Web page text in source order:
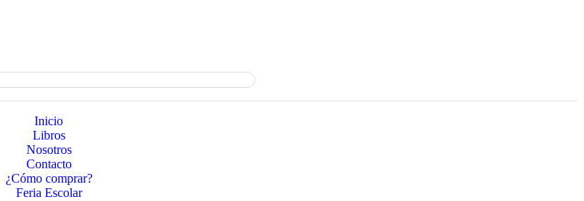
Inicio
Libros
Nosotros
Contacto
¿Cómo comprar?
Feria Escolar